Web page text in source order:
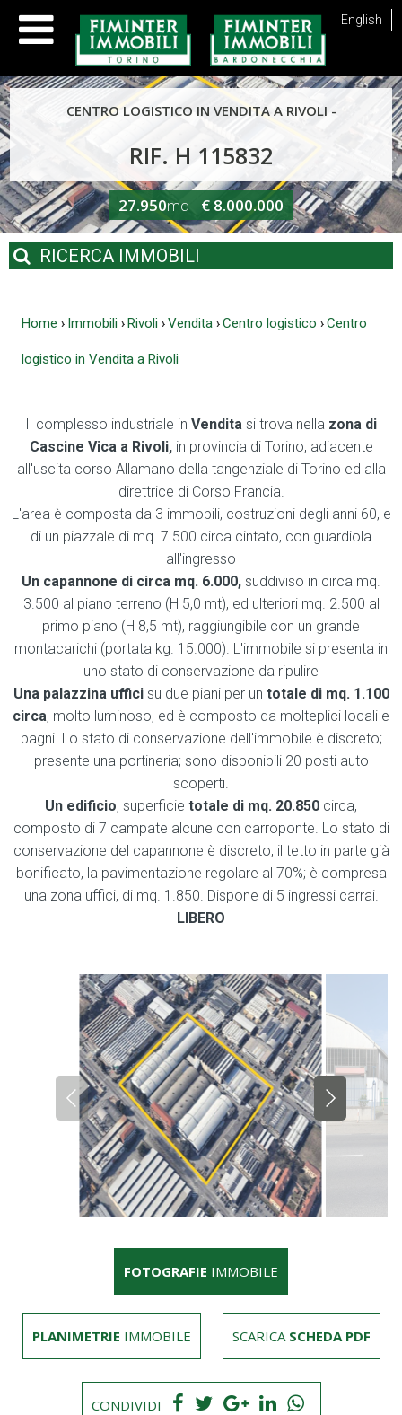
English
CENTRO LOGISTICO IN VENDITA A RIVOLI -
RIF. H 115832
27.950mq - € 8.000.000
RICERCA IMMOBILI
Home › Immobili ›Rivoli ›Vendita ›Centro logistico ›Centro
logistico in Vendita a Rivoli
Il complesso industriale in Vendita si trova nella zona di
Cascine Vica a Rivoli,in provincia di Torino, adiacente
all'uscita corso Allamano della tangenziale di Torino ed alla
direttrice di Corso Francia.
L'area è composta da 3 immobili, costruzioni degli anni 60, e
di un piazzale di mq. 7.500 circa cintato, con guardiola
all'ingresso
Un capannone di circa mq. 6.000, suddiviso in circa mq.
3.500 al piano terreno (H 5,0 mt), ed ulteriori mq. 2.500 al
primo piano (H 8,5 mt), raggiungibile con un grande
montacarichi (portata kg. 15.000). L'immobile si presenta in
uno stato di conservazione da ripulire
Una palazzina ufficisu due piani per un totale di mq. 1.100
circa, molto luminoso, ed è composto da molteplici locali e
bagni. Lo stato di conservazione dell'immobile è discreto;
presente una portineria; sono disponibili 20 posti auto
scoperti.
Un edificio, superficie totale di mq. 20.850 circa,
composto di 7 campate alcune con carroponte. Lo stato di
conservazione del capannone è discreto, il tetto in parte già
bonificato, la pavimentazione regolare al 70%; è compresa
una zona uffici, di mq. 1.850. Dispone di 5 ingressi carrai.
LIBERO
FOTOGRAFIE IMMOBILE
PLANIMETRIE IMMOBILE SCARICA SCHEDA PDF
CONDIVIDI